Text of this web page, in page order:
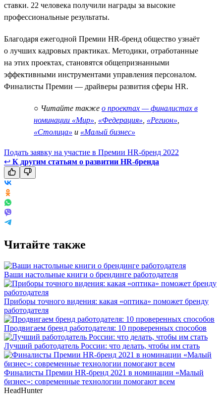
ставки. 22 человека получили награды за высокие
профессиональные результаты.
Благодаря ежегодной Премии HR-бренд общество узнаёт
о лучших кадровых практиках. Методики, отработанные
на этих проектах, становятся общепризнанными
эффективными инструментами управления персоналом.
Финалисты Премии — драйверы развития сферы HR.
○ Читайте также о проектах — финалистах в
номинации «Мир» «Федерация» «Регион»
«Столица» и «Малый бизнес»
Подать заявку на участие в Премии HR-бренд 2022
↩ К другим статьям о развитии HR-бренда
Читайте также
Ваши настольные книги о брендинге работодателя
Приборы точного видения: какая «оптика» поможет бренду
работодателя
Продвигаем бренд работодателя: 10 проверенных способов
Лучший работодатель России: что делать, чтобы им стать
Финалисты Премии HR-бренд 2021 в номинации «Малый
бизнес»: современные технологии помогают всем
HeadHunter